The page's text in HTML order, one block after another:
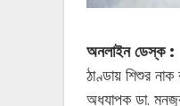
অনলাইন ডেস্ক :
ঠাণ্ডায় শিশুর
অধ্যাপক ডা.